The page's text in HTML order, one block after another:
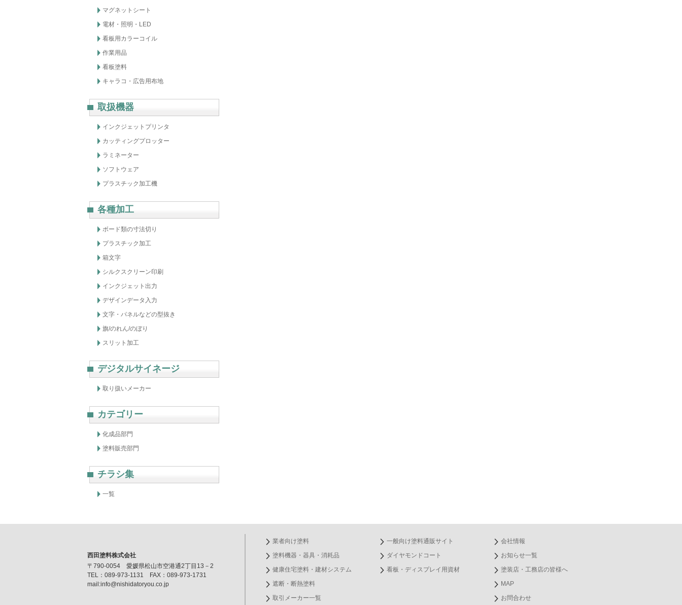
マグネットシート
電材・照明・LED
看板用カラーコイル
作業用品
看板塗料
キャラコ・広告用布地
取扱機器
インクジェットプリンタ
カッティングプロッター
ラミネーター
ソフトウェア
プラスチック加工機
各種加工
ボード類の寸法切り
プラスチック加工
箱文字
シルクスクリーン印刷
インクジェット出力
デザインデータ入力
文字・パネルなどの型抜き
旗/のれん/のぼり
スリット加工
デジタルサイネージ
取り扱いメーカー
カテゴリー
化成品部門
塗料販売部門
チラシ集
一覧
西田塗料株式会社
〒790-0054 愛媛県松山市空港通2丁目13－2
TEL：089-973-1131 FAX：089-973-1731
mail:info@nishidatoryou.co.jp
業者向け塗料
塗料機器・器具・消耗品
健康住宅塗料・建材システム
遮断・断熱塗料
取引メーカー一覧
一般向け塗料通販サイト
ダイヤモンドコート
看板・ディスプレイ用資材
会社情報
お知らせ一覧
塗装店・工務店の皆様へ
MAP
お問合わせ